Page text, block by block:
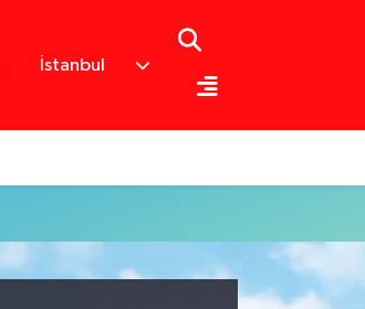
İstanbul